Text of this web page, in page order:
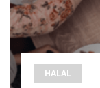
HALAL